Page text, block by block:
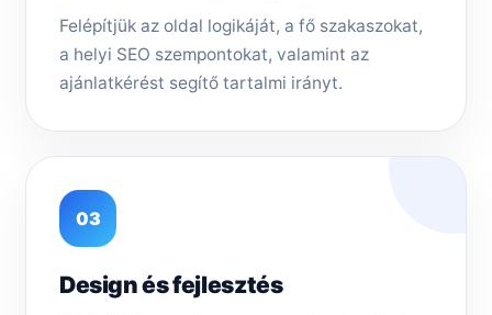
Felépítjük az oldal logikáját, a fő szakaszokat,
a helyi SEO szempontokat, valamint az
ajánlatkérést segítő tartalmi irányt.
03
Design és fejlesztés